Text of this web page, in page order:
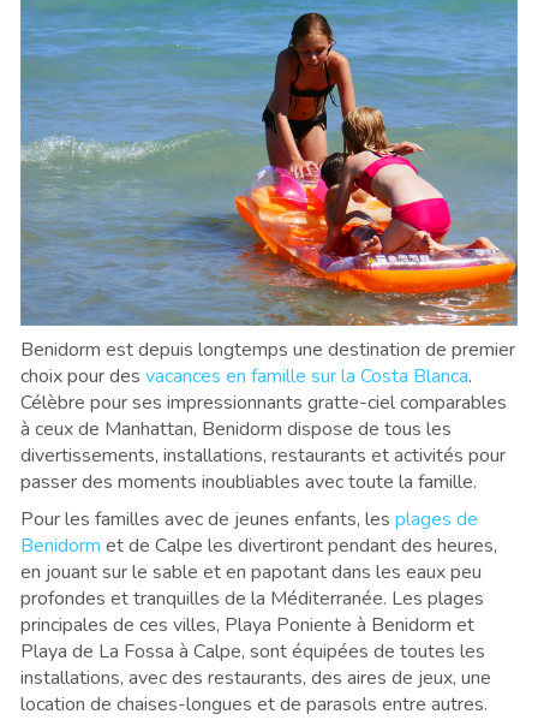
Benidorm est depuis longtemps une destination de premier
choix pour des vacances en famille sur la Costa Blanca.
Célèbre pour ses impressionnants gratte-ciel comparables
à ceux de Manhattan, Benidorm dispose de tous les
divertissements, installations, restaurants et activités pour
passer des moments inoubliables avec toute la famille.
Pour les familles avec de jeunes enfants, les plages de
Benidorm et de Calpe les divertiront pendant des heures,
en jouant sur le sable et en papotant dans les eaux peu
profondes et tranquilles de la Méditerranée. Les plages
principales de ces villes, Playa Poniente à Benidorm et
Playa de La Fossa à Calpe, sont équipées de toutes les
installations, avec des restaurants, des aires de jeux, une
location de chaises-longues et de parasols entre autres.